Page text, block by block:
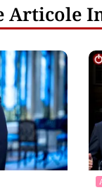
Articole